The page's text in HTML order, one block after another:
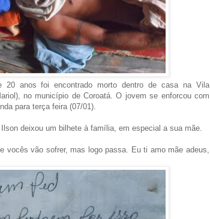
20 anos foi encontrado morto dentro de casa na Vila
no município de Coroatá. O jovem se enforcou com
para terça feira (07/01).
deixou um bilhete à família, em especial a sua mãe.
vocês vão sofrer, mas logo passa. Eu ti amo mãe adeus,